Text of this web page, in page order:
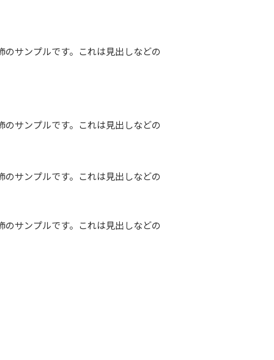
サンプルです。これは見出しなどの
サンプルです。これは見出しなどの
サンプルです。これは見出しなどの
サンプルです。これは見出しなどの